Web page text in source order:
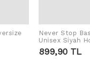
ADD
Never Stop
Unisex Siyah
899,90 TL